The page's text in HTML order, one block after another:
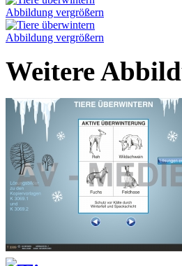
Abbildung vergrößern
Abbildung vergrößern
Weitere